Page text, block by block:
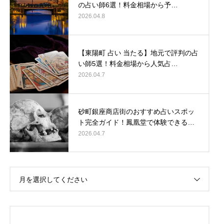
の占い師6選！料金相場から予…
2026.04.8
【東陽町 占い 当たる】地元で評判の占
い師5選！料金相場から人気占…
2026.04.7
砂町銀座商店街のおすすめ占いスポッ
ト完全ガイド！鳳凰堂で体験できる…
2026.04.7
月を選択してください